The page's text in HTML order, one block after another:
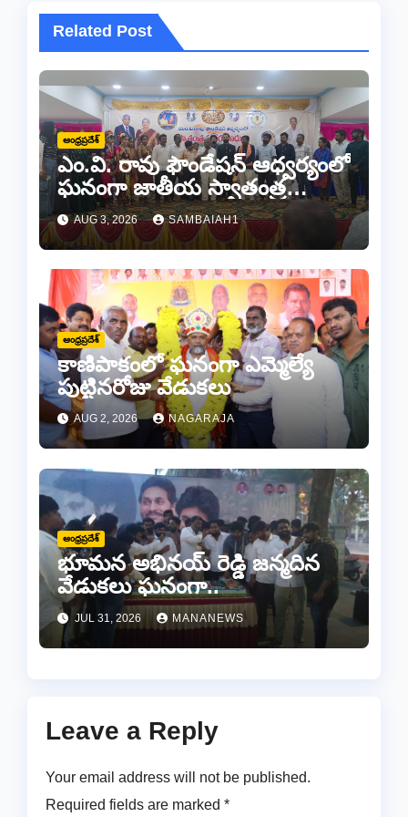
Related Post
ఆంధ్రప్రదేశ్
ఎం.వి. రావు ఫౌండేషన్ ఆధ్వర్యంలో
ఘనంగా జాతీయ స్వాతంత్ర
సమరయోధుల పురస్కారాలు
ప్రధానోత్సవం వేడుకలు
AUG 3, 2026 SAMBAIAH1
ఆంధ్రప్రదేశ్
కాణిపాకంలో ఘనంగా ఎమ్మెల్యే
పుట్టినరోజు వేడుకలు
AUG 2, 2026 NAGARAJA
ఆంధ్రప్రదేశ్
భూమన అభినయ్ రెడ్డి జన్మదిన
వేడుకలు ఘనంగా..
JUL 31, 2026 MANANEWS
Leave a Reply
Your email address will not be published.
Required fields are marked *